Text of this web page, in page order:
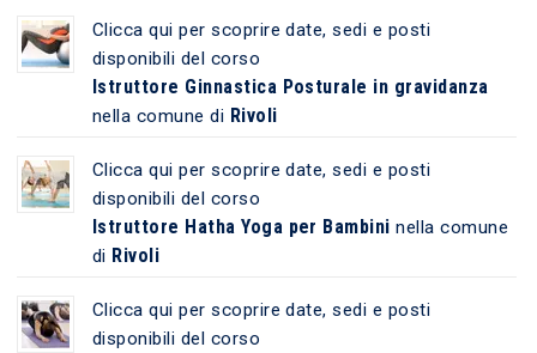
Clicca qui per scoprire date, sedi e posti
disponibili del corso
Istruttore Ginnastica Posturale in gravidanza
nella comune di Rivoli
Clicca qui per scoprire date, sedi e posti
disponibili del corso
Istruttore Hatha Yoga per Bambini nella comune
di Rivoli
Clicca qui per scoprire date, sedi e posti
disponibili del corso